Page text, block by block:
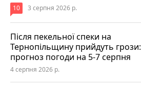
10 3 серпня 2026 р.
Після пекельної спеки на
Тернопільщину прийдуть грози:
прогноз погоди на 5-7 серпня
4 серпня 2026 р.